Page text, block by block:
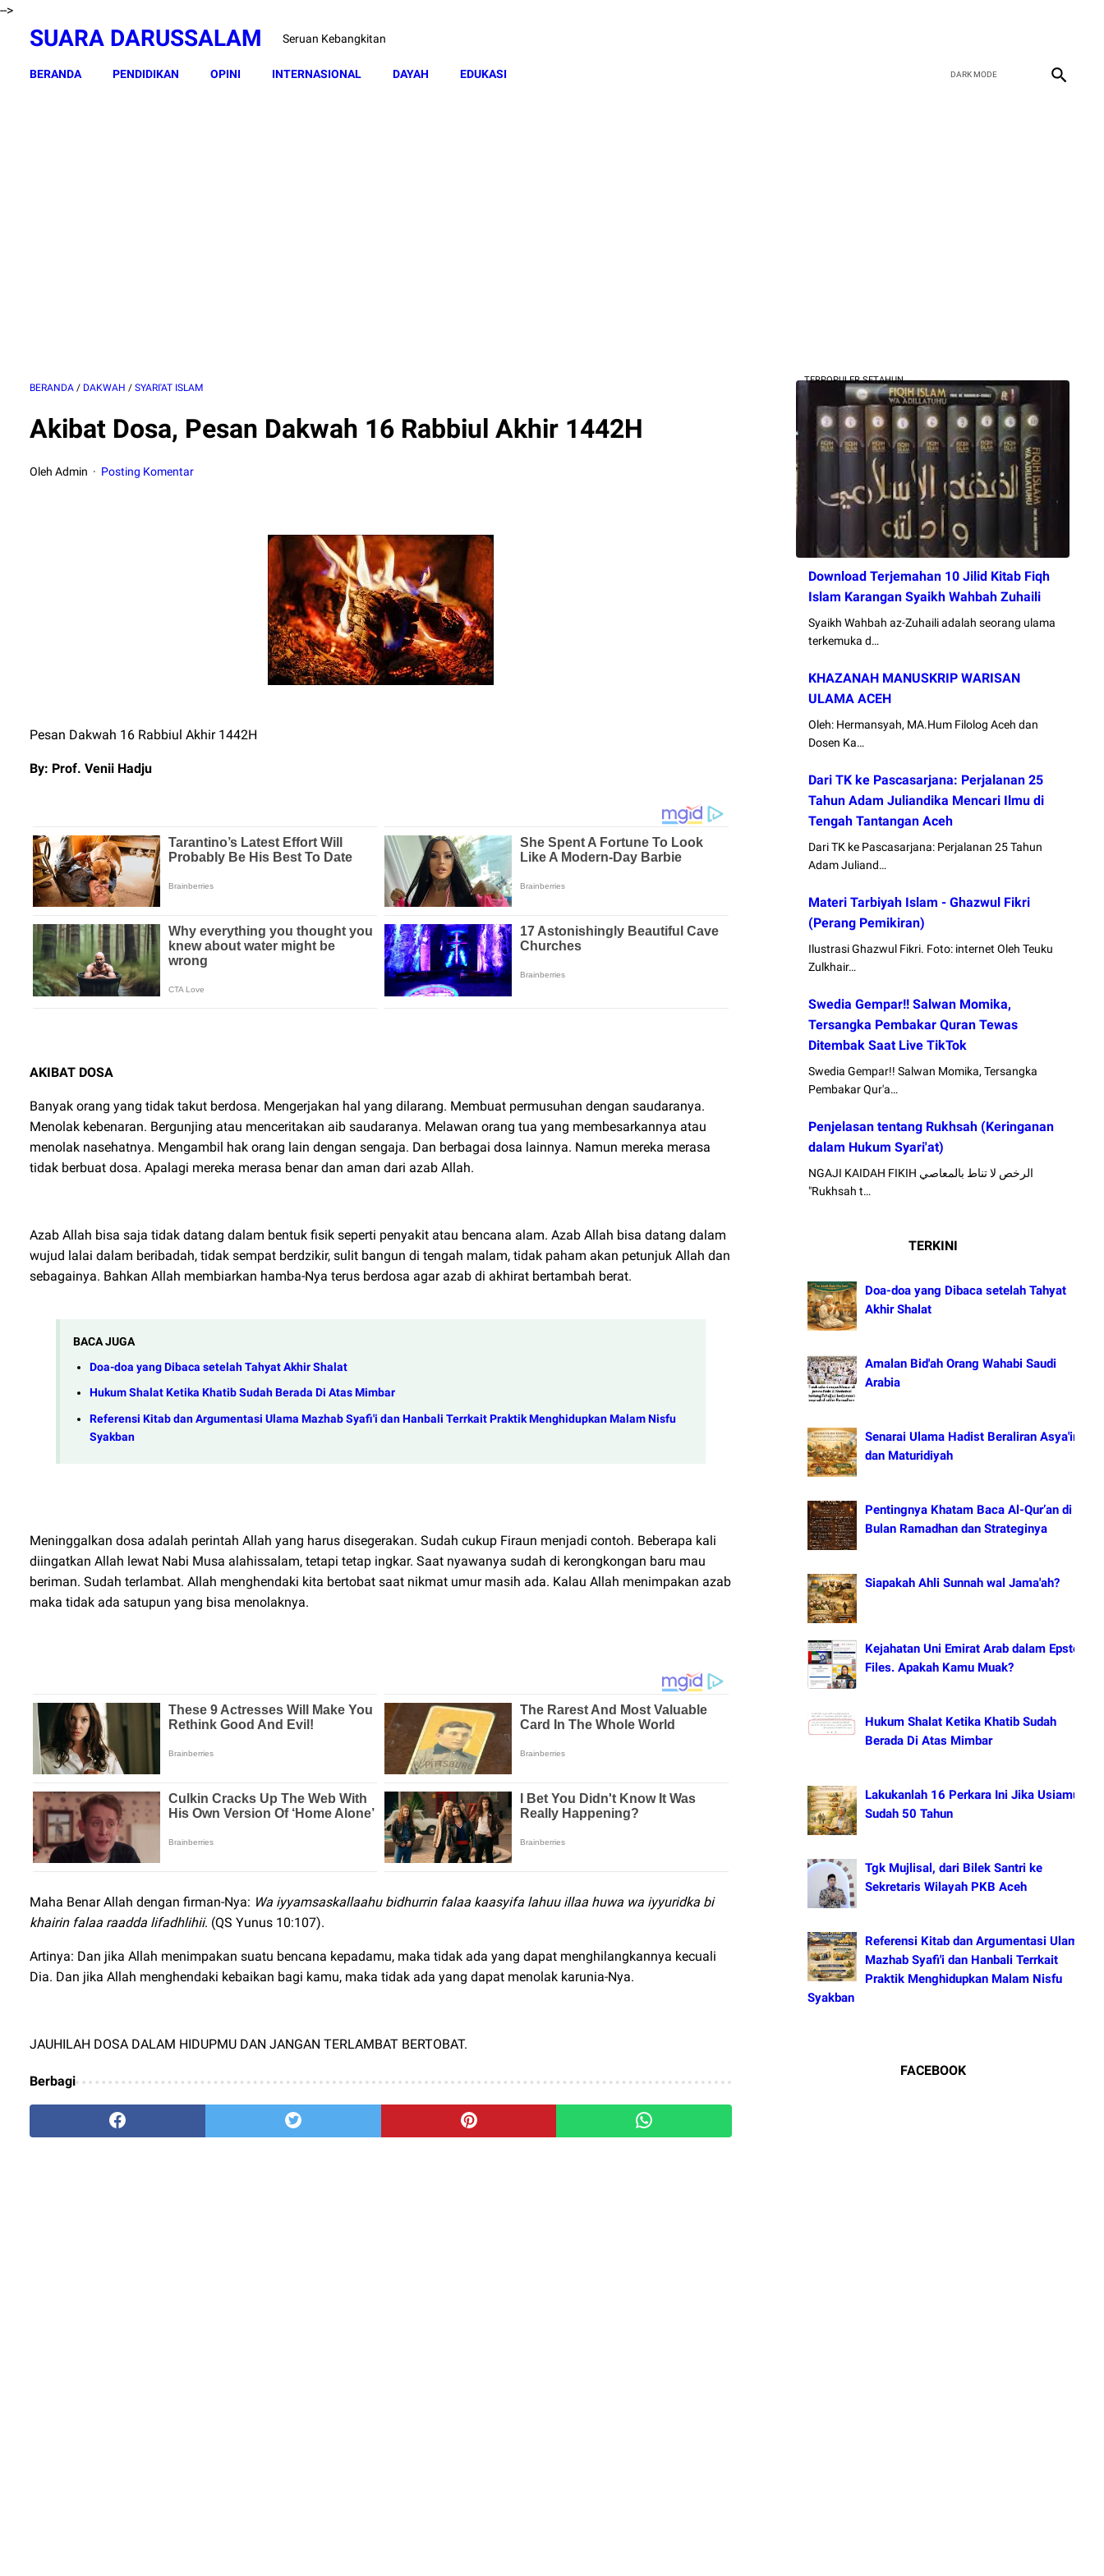
-->
SUARA DARUSSALAM Seruan Kebangkitan
BERANDA PENDIDIKAN OPINI INTERNASIONAL DAYAH EDUKASI
BERANDA / DAKWAH / SYARI'AT ISLAM
Akibat Dosa, Pesan Dakwah 16 Rabbiul Akhir 1442H
Oleh Admin Posting Komentar
Pesan Dakwah 16 Rabbiul Akhir 1442H
By: Prof. Venii Hadju
AKIBAT DOSA
Banyak orang yang tidak takut berdosa. Mengerjakan hal yang dilarang. Membuat permusuhan dengan saudaranya.
Menolak kebenaran. Bergunjing atau menceritakan aib saudaranya. Melawan orang tua yang membesarkannya atau
menolak nasehatnya. Mengambil hak orang lain dengan sengaja. Dan berbagai dosa lainnya. Namun mereka merasa
tidak berbuat dosa. Apalagi mereka merasa benar dan aman dari azab Allah.
Azab Allah bisa saja tidak datang dalam bentuk fisik seperti penyakit atau bencana alam. Azab Allah bisa datang dalam
wujud lalai dalam beribadah, tidak sempat berdzikir, sulit bangun di tengah malam, tidak paham akan petunjuk Allah dan
sebagainya. Bahkan Allah membiarkan hamba-Nya terus berdosa agar azab di akhirat bertambah berat.
BACA JUGA
Doa-doa yang Dibaca setelah Tahyat Akhir Shalat
Hukum Shalat Ketika Khatib Sudah Berada Di Atas Mimbar
Referensi Kitab dan Argumentasi Ulama Mazhab Syafi'i dan Hanbali Terrkait Praktik Menghidupkan Malam Nisfu
Syakban
Meninggalkan dosa adalah perintah Allah yang harus disegerakan. Sudah cukup Firaun menjadi contoh. Beberapa kali
diingatkan Allah lewat Nabi Musa alahissalam, tetapi tetap ingkar. Saat nyawanya sudah di kerongkongan baru mau
beriman. Sudah terlambat. Allah menghendaki kita bertobat saat nikmat umur masih ada. Kalau Allah menimpakan azab
maka tidak ada satupun yang bisa menolaknya.
Maha Benar Allah dengan firman-Nya: Wa iyyamsaskallaahu bidhurrin falaa kaasyifa lahuu illaa huwa wa iyyuridka bi
khairin falaa raadda lifadhlihii. (QS Yunus 10:107).
Artinya: Dan jika Allah menimpakan suatu bencana kepadamu, maka tidak ada yang dapat menghilangkannya kecuali
Dia. Dan jika Allah menghendaki kebaikan bagi kamu, maka tidak ada yang dapat menolak karunia-Nya.
JAUHILAH DOSA DALAM HIDUPMU DAN JANGAN TERLAMBAT BERTOBAT.
Berbagi
TERPOPULER SETAHUN
Download Terjemahan 10 Jilid Kitab Fiqh
Islam Karangan Syaikh Wahbah Zuhaili
Syaikh Wahbah az-Zuhaili adalah seorang ulama
terkemuka d…
KHAZANAH MANUSKRIP WARISAN
ULAMA ACEH
Oleh: Hermansyah, MA.Hum Filolog Aceh dan
Dosen Ka…
Dari TK ke Pascasarjana: Perjalanan 25
Tahun Adam Juliandika Mencari Ilmu di
Tengah Tantangan Aceh
Dari TK ke Pascasarjana: Perjalanan 25 Tahun
Adam Juliand…
Materi Tarbiyah Islam - Ghazwul Fikri
(Perang Pemikiran)
Ilustrasi Ghazwul Fikri. Foto: internet Oleh Teuku
Zulkhair…
Swedia Gempar!! Salwan Momika,
Tersangka Pembakar Quran Tewas
Ditembak Saat Live TikTok
Swedia Gempar!! Salwan Momika, Tersangka
Pembakar Qur'a…
Penjelasan tentang Rukhsah (Keringanan
dalam Hukum Syari'at)
NGAJI KAIDAH FIKIH الرخص لا تناط بالمعاصي
"Rukhsah t…
TERKINI
Doa-doa yang Dibaca setelah Tahyat
Akhir Shalat
Amalan Bid'ah Orang Wahabi Saudi
Arabia
Senarai Ulama Hadist Beraliran Asya'irah
dan Maturidiyah
Pentingnya Khatam Baca Al-Qur’an di
Bulan Ramadhan dan Strateginya
Siapakah Ahli Sunnah wal Jama'ah?
Kejahatan Uni Emirat Arab dalam Epstein
Files. Apakah Kamu Muak?
Hukum Shalat Ketika Khatib Sudah
Berada Di Atas Mimbar
Lakukanlah 16 Perkara Ini Jika Usiamu
Sudah 50 Tahun
Tgk Mujlisal, dari Bilek Santri ke
Sekretaris Wilayah PKB Aceh
Referensi Kitab dan Argumentasi Ulama
Mazhab Syafi'i dan Hanbali Terrkait
Praktik Menghidupkan Malam Nisfu
Syakban
FACEBOOK